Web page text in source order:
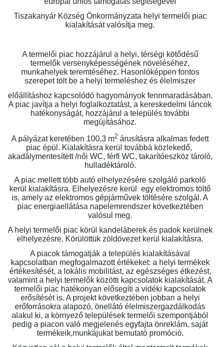
Tiszakanyár Község Önkormányzata helyi termelői piac
kialakítását valósítja meg.
A termelői piac hozzájárul a helyi, térségi kötődésű
termelők versenyképességének növeléséhez,
munkahelyek teremtéséhez. Hasonlóképpen fontos
szerepet tölt be a helyi termeléshez és élelmiszer
előállításhoz kapcsolódó hagyományok fennmaradásában.
A piac javítja a helyi foglalkoztatást, a kereskedelmi láncok
hatékonyságát, hozzájárul a település további
megújításához.
A pályázat keretében 100,3 m2 árusításra alkalmas fedett
piac épül. Kialakításra kerül továbbá közlekedő,
akadálymentesített /női WC, férfi WC, takarítóeszköz tároló,
hulladéktároló.
A piac mellett több autó elhelyezésére szolgáló parkoló
kerül kialakításra. Elhelyezésre kerül egy elektromos töltő
is, amely az elektromos gépjárművek töltésére szolgál. A
piac energiaellátása napelemrendszer következtében
valósul meg.
A helyi termelői piac körül kandeláberek és padok kerülnek
elhelyezésre. Körülöttük zöldövezet kerül kialakításra.
A piacok támogatják a település kialakításával
kapcsolatban megfogalmazott értékeket: a helyi termékek
értékesítését, a lokális mobilitást, az egészséges étkezést,
valamint a helyi termelők közötti kapcsolatok kialakítását. A
termelői piac hatékonyan elősegíti a vidéki kapcsolatok
erősítését is. A projekt következtében jobban a helyi
erőforrásokra alapozó, önellátó élelmiszergazdálkodás
alakul ki, a környező települések termelői szempontjából
pedig a piacon való megjelenés egyfajta önreklám, saját
termékeik,munkájukat bemutató promóció.